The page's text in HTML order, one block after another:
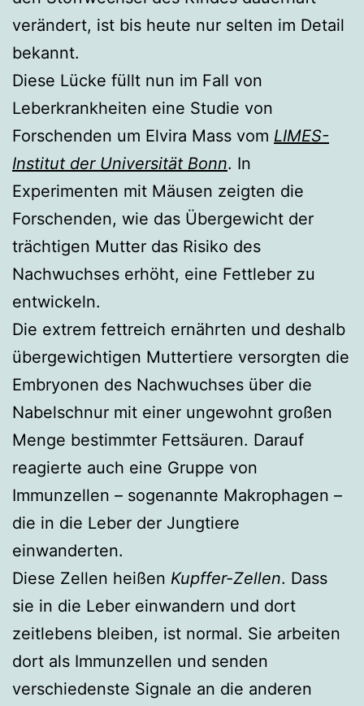
verändert, ist bis heute nur selten im Detail
bekannt.
Diese Lücke füllt nun im Fall von
Leberkrankheiten eine Studie von
Forschenden um Elvira Mass vom LIMES-
Institut der Universität Bonn. In
Experimenten mit Mäusen zeigten die
Forschenden, wie das Übergewicht der
trächtigen Mutter das Risiko des
Nachwuchses erhöht, eine Fettleber zu
entwickeln.
Die extrem fettreich ernährten und deshalb
übergewichtigen Muttertiere versorgten die
Embryonen des Nachwuchses über die
Nabelschnur mit einer ungewohnt großen
Menge bestimmter Fettsäuren. Darauf
reagierte auch eine Gruppe von
Immunzellen – sogenannte Makrophagen –
die in die Leber der Jungtiere
einwanderten.
Diese Zellen heißen Kupffer-Zellen. Dass
sie in die Leber einwandern und dort
zeitlebens bleiben, ist normal. Sie arbeiten
dort als Immunzellen und senden
verschiedenste Signale an die anderen